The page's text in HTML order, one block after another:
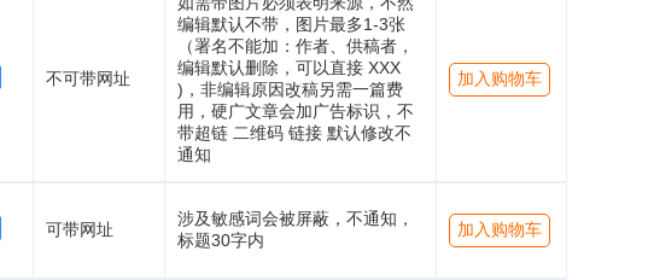
不可带网址
编辑默认不带，图片最多1-3张
（署名不能加：作者、供稿者，
编辑默认删除，可以直接 XXX
)，非编辑原因改稿另需一篇费
用，硬广文章会加广告标识，不
带超链 二维码 链接 默认修改不
通知
加入购物车
可带网址
涉及敏感词会被屏蔽，不通知，
标题30字内
加入购物车